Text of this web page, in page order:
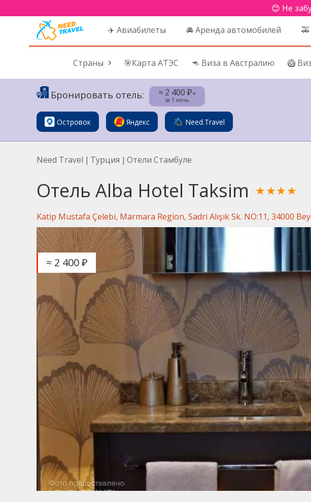
😊 Не
✈️ Авиабилеты 🚘 Аренда автомобилей
Страны 🎯Карта АТЭС 🦘 Виза в Австралию 🥝
Бронировать отель: ≈ 2 400 ₽˅
за 1 ночь
Островок Яндекс Need.Travel
Need Travel | Турция | Отели Стамбуле
Отель Alba Hotel Taksim ★★★★
Katip Mustafa Çelebi, Marmara Region, Sadri Alışık Sk. NO:11, 34000
≈ 2 400 ₽